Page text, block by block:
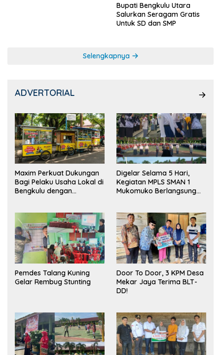
Bupati Bengkulu Utara
Salurkan Seragam Gratis
Untuk SD dan SMP
Selengkapnya
ADVERTORIAL
Maxim Perkuat Dukungan
Bagi Pelaku Usaha Lokal di
Bengkulu dengan
Pasar
Digelar Selama 5 Hari,
Kegiatan MPLS SMAN 1
Mukomuko Berlangsung
Pemdes Talang Kuning
Gelar Rembug Stunting
Door To Door, 3 KPM Desa
Mekar Jaya Terima BLT-
DD!